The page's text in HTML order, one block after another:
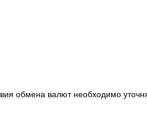
обмена валют необходимо